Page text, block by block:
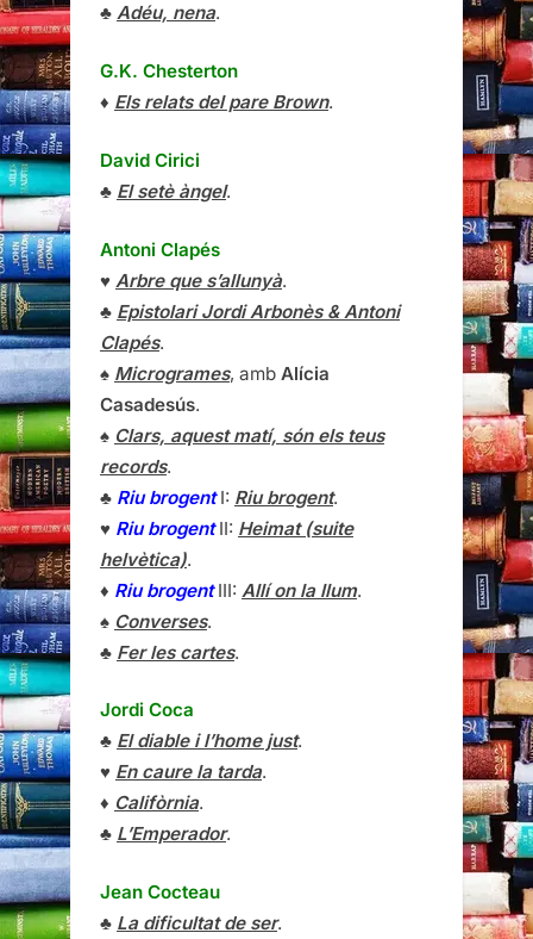
♣ Adéu, nena.
G.K. Chesterton
♦ Els relats del pare Brown.
David Cirici
♣ El setè àngel.
Antoni Clapés
♥ Arbre que s’allunyà.
♣ Epistolari Jordi Arbonès & Antoni
Clapés.
♠ Microgrames, amb Alícia
Casadesús.
♠ Clars, aquest matí, són els teus
records.
♣ Riu brogentI: Riu brogent.
♥ Riu brogentII: Heimat (suite
helvètica).
♦ Riu brogentIII: Allí on la llum.
♠ Converses.
♣ Fer les cartes.
Jordi Coca
♣ El diable i l’home just.
♥ En caure la tarda.
♦ Califòrnia.
♣ L’Emperador.
Jean Cocteau
♣ La dificultat de ser.